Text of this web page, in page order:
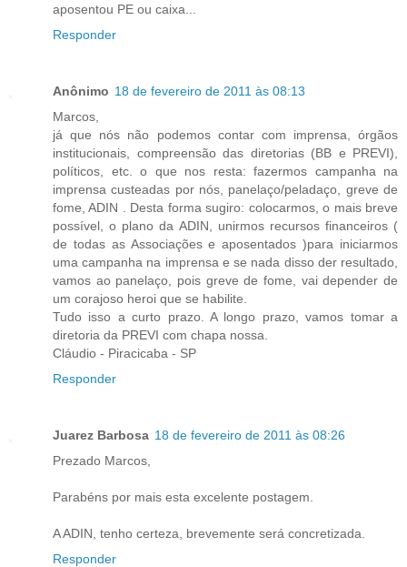
aposentou PE ou caixa...
Responder
Anônimo 18 de fevereiro de 2011 às 08:13
Marcos,
já que nós não podemos contar com imprensa, órgãos
institucionais, compreensão das diretorias (BB e PREVI),
políticos, etc. o que nos resta: fazermos campanha na
imprensa custeadas por nós, panelaço/peladaço, greve de
fome, ADIN . Desta forma sugiro: colocarmos, o mais breve
possível, o plano da ADIN, unirmos recursos financeiros (
de todas as Associações e aposentados )para iniciarmos
uma campanha na imprensa e se nada disso der resultado,
vamos ao panelaço, pois greve de fome, vai depender de
um corajoso heroi que se habilite.
Tudo isso a curto prazo. A longo prazo, vamos tomar a
diretoria da PREVI com chapa nossa.
Cláudio - Piracicaba - SP
Responder
Juarez Barbosa 18 de fevereiro de 2011 às 08:26
Prezado Marcos,
Parabéns por mais esta excelente postagem.
A ADIN, tenho certeza, brevemente será concretizada.
Responder